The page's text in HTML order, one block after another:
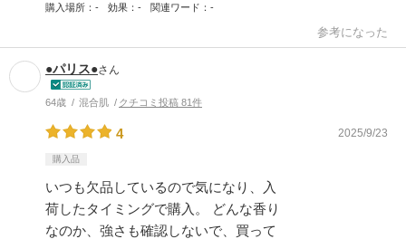
購入場所 - 効果 - 関連ワード -
参考になった
●パリス●さん
64歳 混合肌 クチコミ投稿 81件
4 2025/9/23
購入品
いつも欠品しているので気になり、入
荷したタイミングで購入。 どんな香り
なのか、強さも確認しないで、買って